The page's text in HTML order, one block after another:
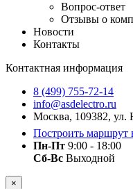
Вопрос-ответ
Отзывы о
Новости
Контакты
Контактная информация
8 (499) 755-72-14
info@asdelectro.ru
Москва, 109382, ул.
Построить маршрут
Пн-Пт 9:00 - 18:00
Сб-Вс Выходной
×